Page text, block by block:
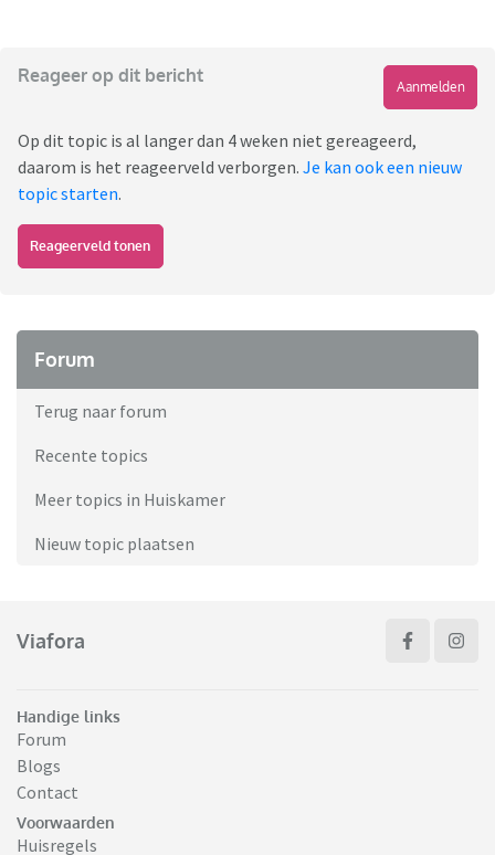
Reageer op dit bericht
Aanmelden
Op dit topic is al langer dan 4 weken niet gereageerd,
daarom is het reageerveld verborgen. Je kan ook een nieuw
topic starten.
Reageerveld tonen
Forum
Terug naar forum
Recente topics
Meer topics in Huiskamer
Nieuw topic plaatsen
Viafora
Handige links
Forum
Blogs
Contact
Voorwaarden
Huisregels